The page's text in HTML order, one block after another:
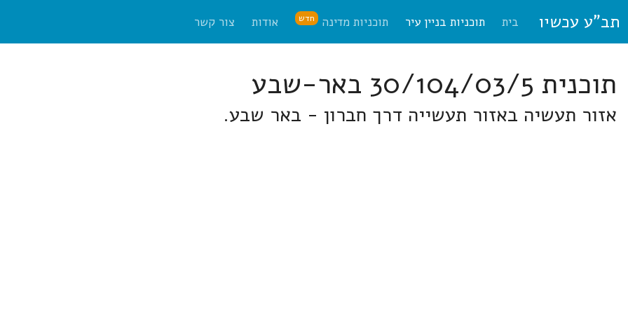
תב"ע עכשיו בית תוכניות בניין עיר תוכניות מדינה חדש אודות צור קשר
תוכנית 30/104/03/5 באר-שבע
אזור תעשיה באזור תעשייה דרך חברון - באר שבע.